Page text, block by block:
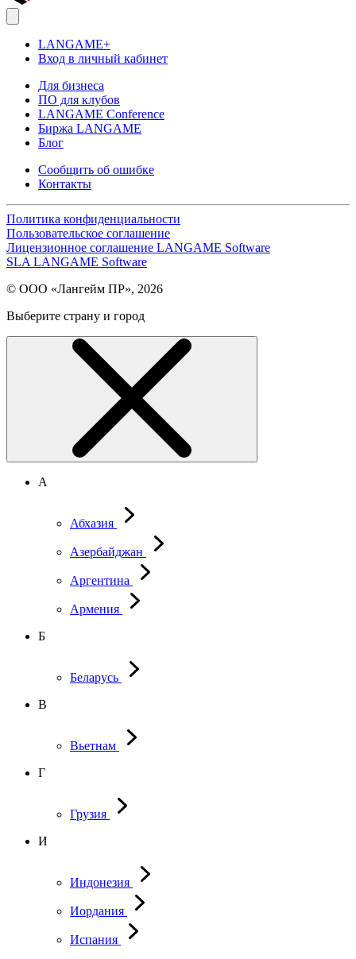
LANGAME+
Вход в личный кабинет
Для бизнеса
ПО для клубов
LANGAME Conference
Биржа LANGAME
Блог
Сообщить об ошибке
Контакты
Политика конфиденциальности
Пользовательское соглашение
Лицензионное соглашение LANGAME Software
SLA LANGAME Software
© ООО «Лангейм ПР», 2026
Выберите страну и город
А
Абхазия
Азербайджан
Аргентина
Армения
Б
Беларусь
В
Вьетнам
Г
Грузия
И
Индонезия
Иордания
Испания